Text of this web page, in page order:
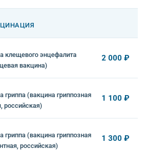
клещевого энцефалита
вакцина)
2 000 ₽
гриппа (вакцина гриппозная
российская)
1 100 ₽
гриппа (вакцина гриппозная
российская)
1 300 ₽